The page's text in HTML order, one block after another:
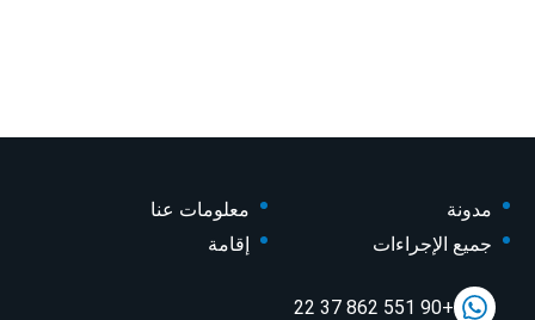
معلومات عنا
مدونة
إقامة
جميع الإجراءات
+90 551 862 37 22